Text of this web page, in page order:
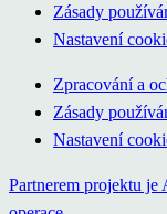
Zásady
Nastavení
Zpracování a
Zásady
Nastavení
Partnerem projektu